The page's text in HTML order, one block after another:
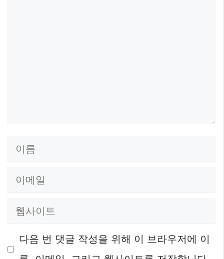
이
이
웹
이
다음 번 댓글 작성을 위해 이 브라우저에 이